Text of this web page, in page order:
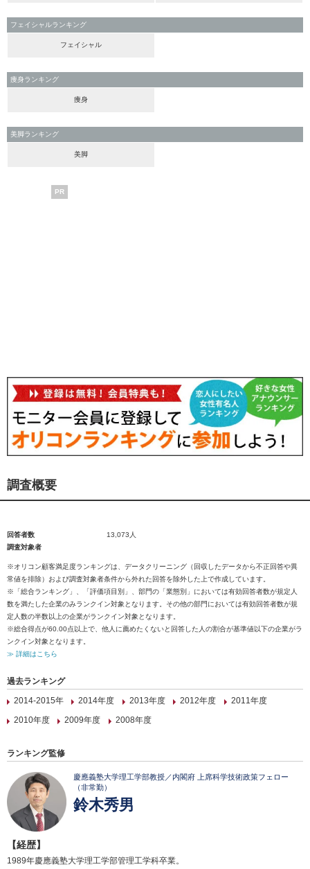
フェイシャルランキング
フェイシャル
痩身ランキング
痩身
美脚ランキング
美脚
PR
調査概要
回答者数
13,073人
調査対象者
※オリコン顧客満足度ランキングは、データクリーニング（回収したデータから不正回答や異
常値を排除）および調査対象者条件から外れた回答を除外した上で作成しています。
※「総合ランキング」、「評価項目別」、部門の「業態別」においては有効回答者数が規定人
数を満たした企業のみランクイン対象となります。その他の部門においては有効回答者数が規
定人数の半数以上の企業がランクイン対象となります。
※総合得点が60.00点以上で、他人に薦めたくないと回答した人の割合が基準値以下の企業がラ
ンクイン対象となります。
≫ 詳細はこちら
過去ランキング
2014-2015年
2014年度 2013年度 2012年度
2011年度
2010年度
2009年度 2008年度
ランキング監修
慶應義塾大学理工学部教授／内閣府 上席科学技術政策フェロー
（非常勤）
鈴木秀男
【経歴】
1989年慶應義塾大学理工学部管理工学科卒業。